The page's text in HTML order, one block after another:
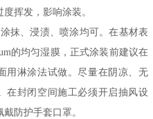
挥发，影响涂装。
涂抹、浸渍、喷涂均可。在基材表
的均匀湿膜，正式涂装前建议在
用淋涂法试做。尽量在阴凉、无
在封闭空间施工必须开启抽风设
防护手套口罩。